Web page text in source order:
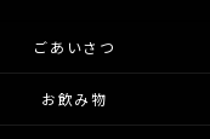
ごあいさつ
お飲み物